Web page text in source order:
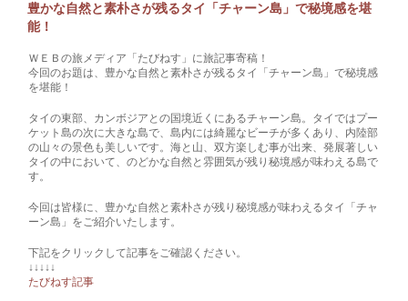
豊かな自然と素朴さが残るタイ「チャーン島」で秘境感を堪
能！
ＷＥＢの旅メディア「たびねす」に旅記事寄稿！
今回のお題は、豊かな自然と素朴さが残るタイ「チャーン島」で秘境感
を堪能！
タイの東部、カンボジアとの国境近くにあるチャーン島。タイではプー
ケット島の次に大きな島で、島内には綺麗なビーチが多くあり、内陸部
の山々の景色も美しいです。海と山、双方楽しむ事が出来、発展著しい
タイの中において、のどかな自然と雰囲気が残り秘境感が味わえる島で
す。
今回は皆様に、豊かな自然と素朴さが残り秘境感が味わえるタイ「チャ
ーン島」をご紹介いたします。
下記をクリックして記事をご確認ください。
↓↓↓↓↓
たびねす記事